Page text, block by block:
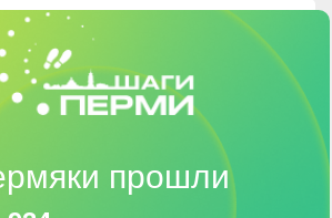
прошли